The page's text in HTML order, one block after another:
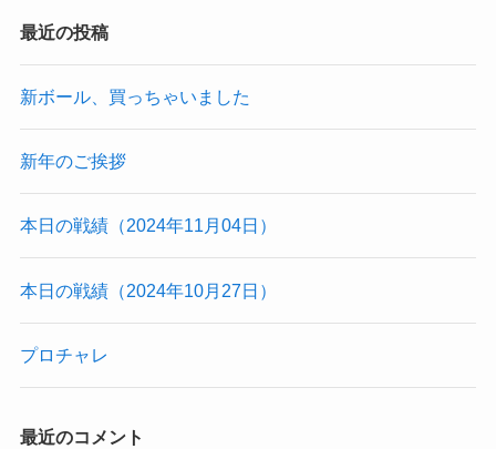
最近の投稿
新ボール、買っちゃいました
新年のご挨拶
本日の戦績（2024年11月04日）
本日の戦績（2024年10月27日）
プロチャレ
最近のコメント